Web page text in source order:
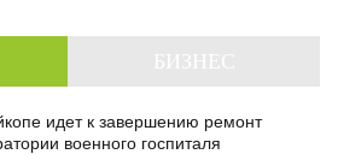
идет к завершению ремонт
военного госпиталя